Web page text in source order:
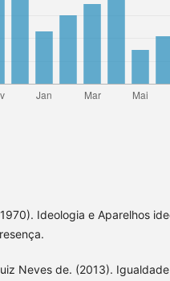
Ideologia e Aparelhos
Neves de. (2013).